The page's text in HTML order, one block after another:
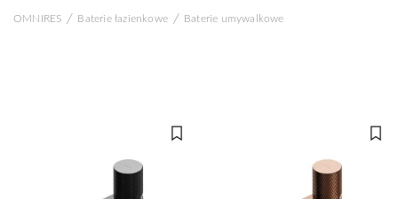
OMNIRES / Baterie łazienkowe / Baterie umywalkowe